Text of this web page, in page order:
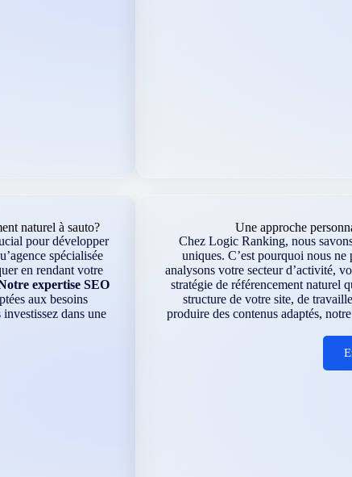
naturel à sauto?
pour développer
spécialisée
en rendant votre
expertise SEO
aux besoins
dans une
Une approche
Chez Logic Ranking, nous
uniques. C’est pourquoi nous
analysons votre secteur d’activité,
stratégie de référencement naturel
structure de votre site, de
produire des contenus adaptés,